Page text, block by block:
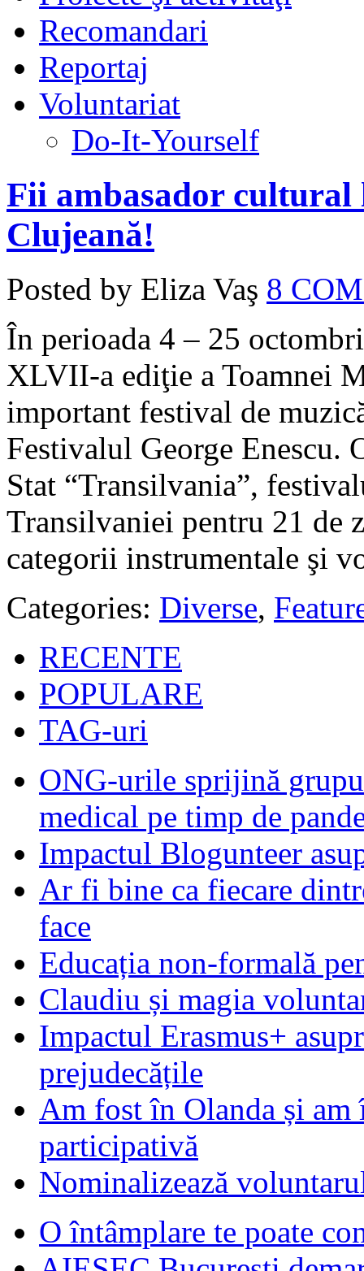
Recomandari
Reportaj
Voluntariat
Do-It-Yourself
Fii ambasador cultural
Clujeană!
Posted by Eliza Vaş 8
În perioada 4 – 25
XLVII-a ediţie a Toamnei
important festival de
Festivalul George Enescu.
Stat “Transilvania”,
Transilvaniei pentru 21 de
categorii instrumentale şi
Categories: Diverse,
RECENTE
POPULARE
TAG-uri
ONG-urile sprijină
medical pe timp de
Impactul Blogunteer
Ar fi bine ca fiecare
face
Educația non-formală
Claudiu și magia
Impactul Erasmus+
prejudecățile
Am fost în Olanda și am
participativă
Nominalizează
O întâmplare te poate